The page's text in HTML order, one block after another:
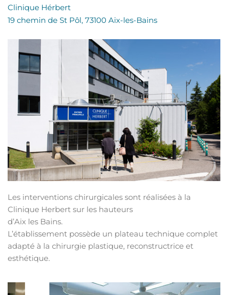
Clinique Hérbert
19 chemin de St Pôl, 73100 Aix-les-Bains
Les interventions chirurgicales sont réalisées à la
Clinique Herbert sur les hauteurs
d’Aix les Bains.
L’établissement possède un plateau technique complet
adapté à la chirurgie plastique, reconstructrice et
esthétique.